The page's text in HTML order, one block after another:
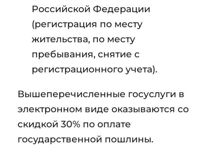
Российской Федерации
(регистрация по месту
жительства, по месту
пребывания, снятие с
регистрационного учета).
Вышеперечисленные госуслуги в
электронном виде оказываются со
скидкой 30% по оплате
государственной пошлины.